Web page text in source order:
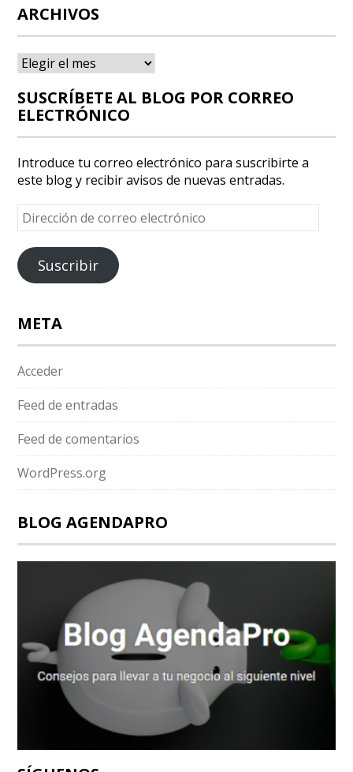
ARCHIVOS
Archivos
SUSCRÍBETE AL BLOG POR CORREO
ELECTRÓNICO
Introduce tu correo electrónico para suscribirte a
este blog y recibir avisos de nuevas entradas.
Dirección
de
correo
electrónico
Suscribir
META
Acceder
Feed de entradas
Feed de comentarios
WordPress.org
BLOG AGENDAPRO